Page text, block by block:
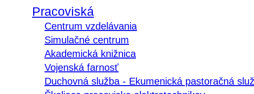
Pracoviská
Centrum vzdelávania
Simulačné centrum
Akademická knižnica
Vojenská farnosť
Duchovná služba - Ekumenická pastoračná